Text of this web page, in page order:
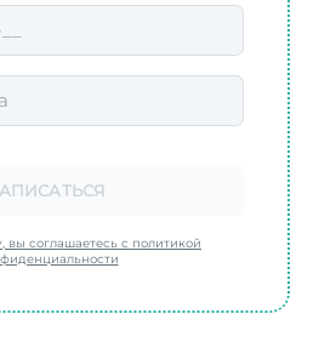
вы соглашаетесь с политикой